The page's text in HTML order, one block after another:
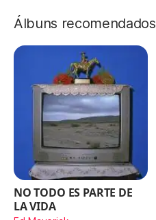
Álbuns recomendados
NO TODO ES PARTE DE
LA VIDA